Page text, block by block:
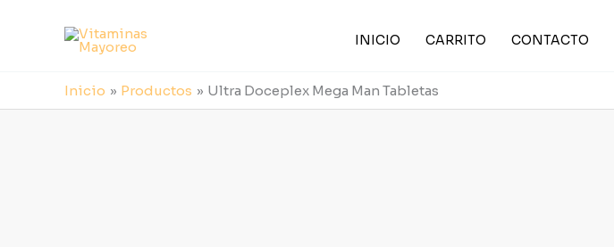
INICIO CARRITO CONTACTO
Inicio Productos
Ultra Doceplex Mega Man Tabletas